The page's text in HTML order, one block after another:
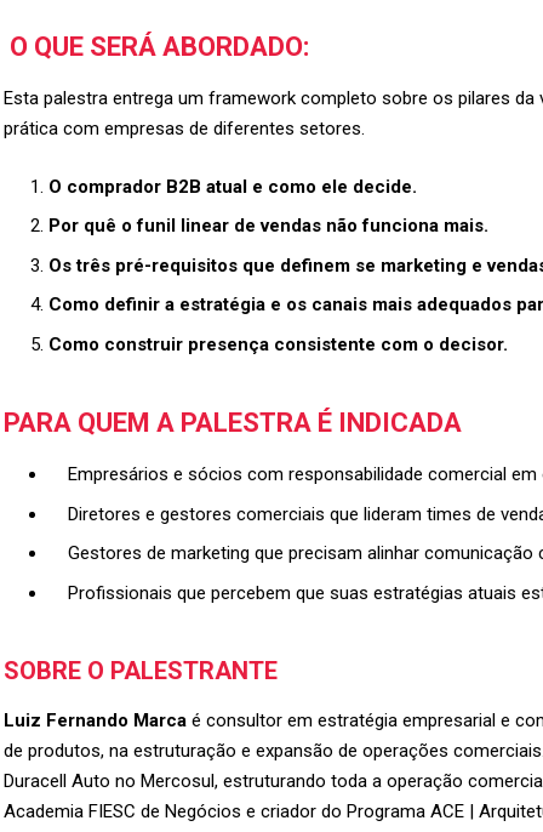
O QUE SERÁ ABORDADO:
Esta palestra entrega um framework completo sobre os pilares
prática com empresas de diferentes setores.
O comprador B2B atual e como ele decide.
Por quê o funil linear de vendas não funciona mais.
Os três pré-requisitos que definem se marketing e
Como definir a estratégia e os canais mais adequados
Como construir presença consistente com o decisor.
PARA QUEM A PALESTRA É INDICADA
Empresários e sócios com responsabilidade comercial em
Diretores e gestores comerciais que lideram times de
Gestores de marketing que precisam alinhar
Profissionais que percebem que suas estratégias atuais
SOBRE O PALESTRANTE
Luiz Fernando Marcaé consultor em estratégia empresarial e
de produtos, na estruturação e expansão de operações
Duracell Auto no Mercosul, estruturando toda a operação
Academia FIESC de Negócios e criador do Programa ACE |